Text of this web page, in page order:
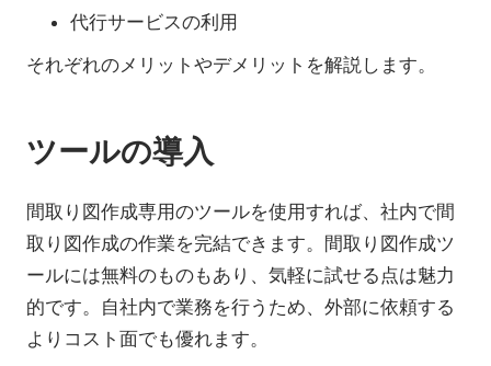
代行サービスの利用
それぞれのメリットやデメリットを解説します。
ツールの導入
間取り図作成専用のツールを使用すれば、社内で間
取り図作成の作業を完結できます。間取り図作成ツ
ールには無料のものもあり、気軽に試せる点は魅力
的です。自社内で業務を行うため、外部に依頼する
よりコスト面でも優れます。